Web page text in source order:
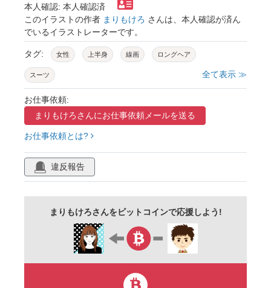
本人確認: 本人確認済
このイラストの作者 まりもけろ さんは、本人確認が済ん
でいるイラストレーターです。
タグ: 女性 上半身 線画 ロングヘア
スーツ 全て表示 ≫
お仕事依頼:
まりもけろさんにお仕事依頼メールを送る
お仕事依頼とは?
違反報告
まりもけろさんをビットコインで応援しよう!